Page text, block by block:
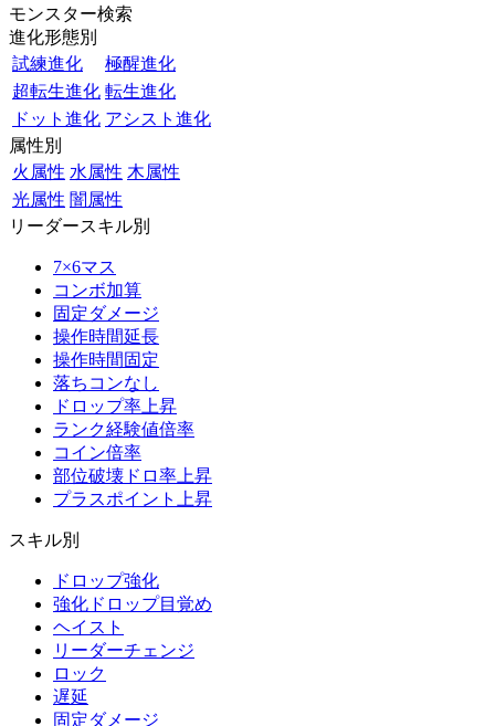
モンスター検索
進化形態別
試練進化
極醒進化
超転生進化 転生進化
ドット進化 アシスト進化
属性別
火属性 水属性 木属性
光属性 闇属性
リーダースキル別
7×6マス
コンボ加算
固定ダメージ
操作時間延長
操作時間固定
落ちコンなし
ドロップ率上昇
ランク経験値倍率
コイン倍率
部位破壊ドロ率上昇
プラスポイント上昇
スキル別
ドロップ強化
強化ドロップ目覚め
ヘイスト
リーダーチェンジ
ロック
遅延
固定ダメージ